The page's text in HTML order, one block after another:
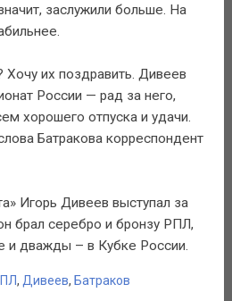
заслужили больше. На
их поздравить. Дивеев
России — рад за него,
хорошего отпуска и удачи.
Батракова корреспондент
Игорь Дивеев выступал за
брал серебро и бронзу РПЛ,
и дважды – в Кубке России.
, Дивеев, Батраков